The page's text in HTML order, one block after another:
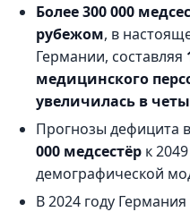
Более 300 000
рубежом, в
Германии, составляя
медицинского
увеличилась в
Прогнозы дефицита
000 медсестёр к
демографической
В 2024 году